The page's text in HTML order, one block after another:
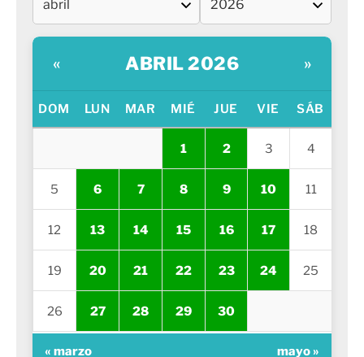
« ABRIL 2026 »
DOM LUN MAR MIÉ JUE VIE SÁB
1 2 3 4
5 6 7 8 9 10 11
12 13 14 15 16 17 18
19 20 21 22 23 24 25
26 27 28 29 30
« marzo mayo »